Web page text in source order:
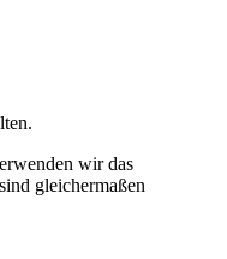
wir das
gleichermaßen